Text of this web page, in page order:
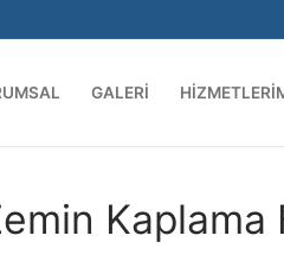
GALERI
Kaplama